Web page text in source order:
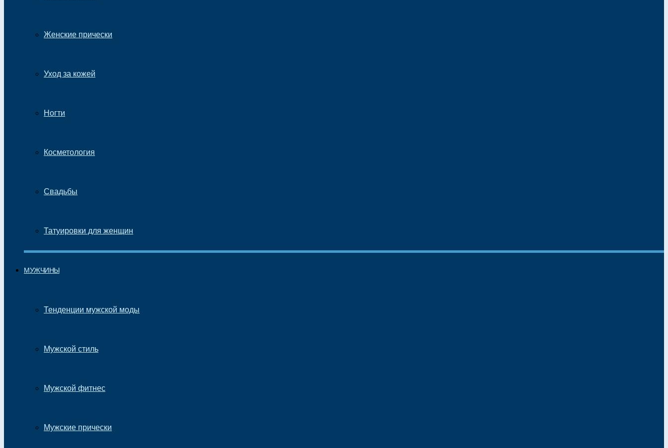
Женские прически
Уход за кожей
Ногти
Косметология
Свадьбы
Татуировки для женщин
МУЖЧИНЫ
Тенденции мужской моды
Мужской стиль
Мужской фитнес
Мужские прически